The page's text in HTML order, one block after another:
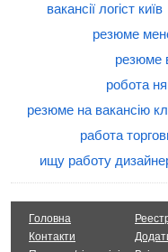
вакансії логіст київ
резюме
резюме
робота
резюме на вакансію
работа
ищу работу
Головна
Контакти